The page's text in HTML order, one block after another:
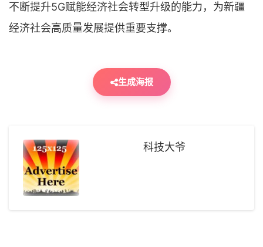
不断提升5G赋能经济社会转型升级的能力，为新疆
经济社会高质量发展提供重要支撑。
生成海报
科技大爷